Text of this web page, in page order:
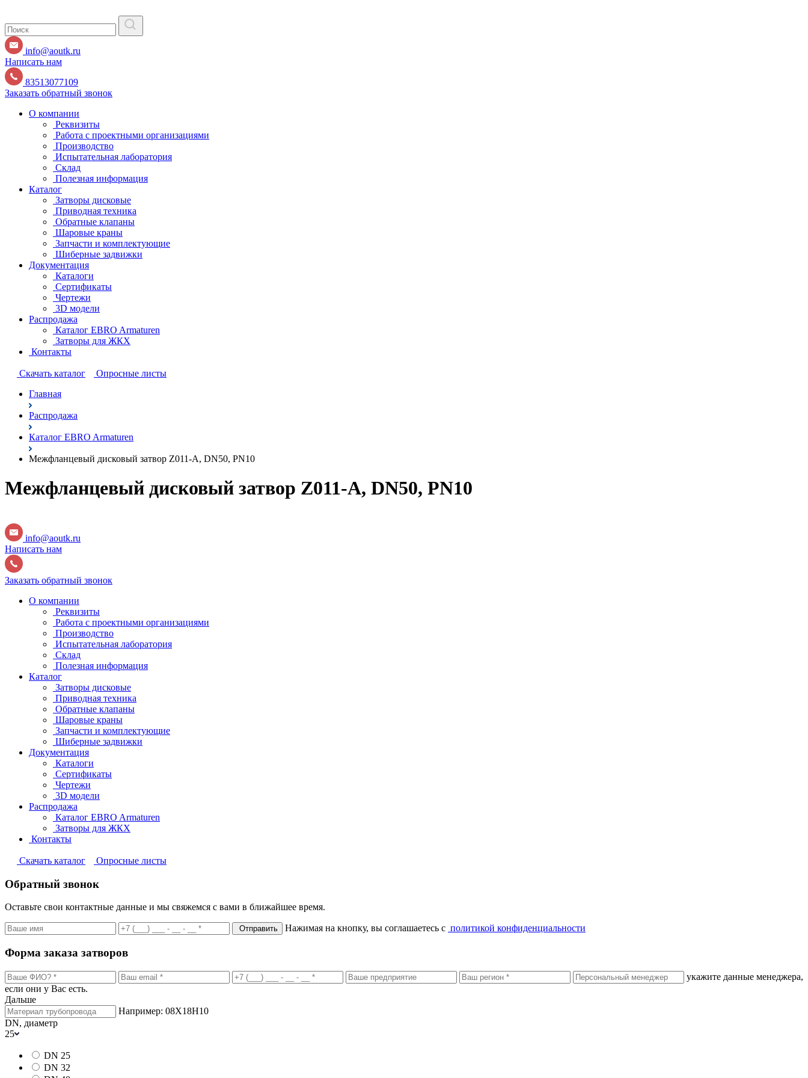
info@aoutk.ru
Написать нам
83513077109
Заказать обратный звонок
О компании
Реквизиты
Работа с проектными организациями
Производство
Испытательная лаборатория
Склад
Полезная информация
Каталог
Затворы дисковые
Приводная техника
Обратные клапаны
Шаровые краны
Запчасти и комплектующие
Шиберные задвижки
Документация
Каталоги
Сертификаты
Чертежи
3D модели
Распродажа
Каталог EBRO Armaturen
Затворы для ЖКХ
Контакты
Cкачать каталог
Опросные листы
Главная
Распродажа
Каталог EBRO Armaturen
Межфланцевый дисковый затвор Z011-A, DN50, PN10
Межфланцевый дисковый затвор Z011-A, DN50, PN10
info@aoutk.ru
Написать нам
Заказать обратный звонок
О компании
Реквизиты
Работа с проектными организациями
Производство
Испытательная лаборатория
Склад
Полезная информация
Каталог
Затворы дисковые
Приводная техника
Обратные клапаны
Шаровые краны
Запчасти и комплектующие
Шиберные задвижки
Документация
Каталоги
Сертификаты
Чертежи
3D модели
Распродажа
Каталог EBRO Armaturen
Затворы для ЖКХ
Контакты
Cкачать каталог Опросные листы
Обратный звонок
Оставьте свои контактные данные и мы свяжемся с вами в ближайшее время.
Отправить Нажимая на кнопку, вы соглашаетесь с политикой конфиденциальности
Форма заказа затворов
укажите данные менеджера,
если они у Вас есть.
Дальше
Например: 08Х18Н10
DN, диаметр
25
DN 25
DN 32